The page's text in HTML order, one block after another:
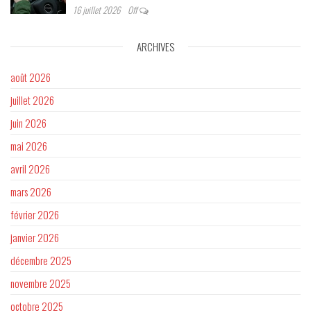
16 juillet 2026 Off
ARCHIVES
août 2026
juillet 2026
juin 2026
mai 2026
avril 2026
mars 2026
février 2026
janvier 2026
décembre 2025
novembre 2025
octobre 2025